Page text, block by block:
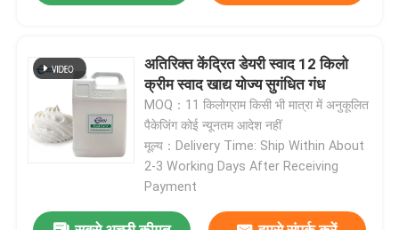
अतिरिक्त केंद्रित डेयरी स्वाद 12 किलो
क्रीम स्वाद खाद्य योज्य सुगंधित गंध
MOQ：11 किलोग्राम किसी भी मात्रा में अनुकूलित
पैकेजिंग कोई न्यूनतम आदेश नहीं
मूल्य：Delivery Time: Ship Within About
2-3 Working Days After Receiving
Payment